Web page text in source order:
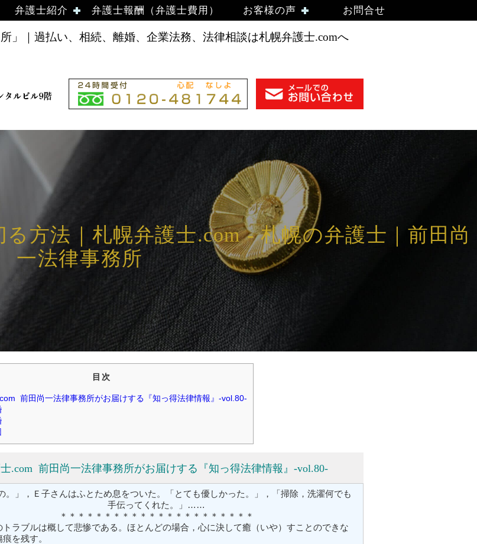
弁護士紹介 弁護士報酬（弁護士費用） お客様の声 お問合せ
」｜過払い、相続、離婚、企業法務、法律相談は札幌弁護士.comへ
方法｜札幌弁護士.com - 札幌の弁護士｜前田尚
一法律事務所
目次
前田尚一法律事務所がお届けする『知っ得法律情報』-vol.80-
.com 前田尚一法律事務所がお届けする『知っ得法律情報』-vol.80-
。」，Ｅ子さんはふとため息をついた。「とても優しかった。」，「掃除，洗濯何でも
手伝ってくれた。」……
＊＊＊＊＊＊＊＊＊＊＊＊＊＊＊＊＊＊＊＊＊＊
ラブルは概して悲惨である。ほとんどの場合，心に決して癒（いや）すことのできな
を残す。